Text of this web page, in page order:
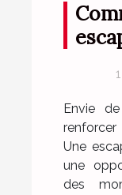
Envie
renforcer
Une
une
des